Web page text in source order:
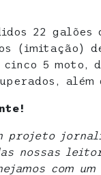
22
(imitação)
5 moto,
além
projeto
nossas
com